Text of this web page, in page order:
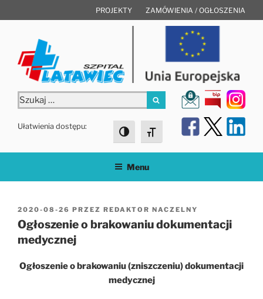
do
PROJEKTY ZAMÓWIENIA / OGŁOSZENIA
Szukaj:
Szukaj
Ułatwienia dostępu:
Toggle High Contrast
Toggle Font size
Menu
OPUBLIKOWANE
W
2020-08-26 PRZEZ REDAKTOR NACZELNY
Ogłoszenie o brakowaniu dokumentacji
medycznej
Ogłoszenie o brakowaniu (zniszczeniu) dokumentacji
medycznej